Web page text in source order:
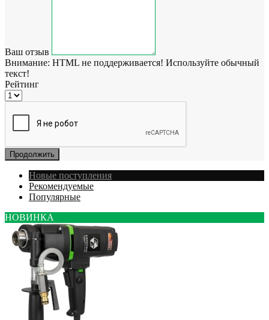
Ваш отзыв
Внимание: HTML не поддерживается! Используйте обычный
текст!
Рейтинг
Продолжить
Новые поступления
Рекомендуемые
Популярные
НОВИНКА